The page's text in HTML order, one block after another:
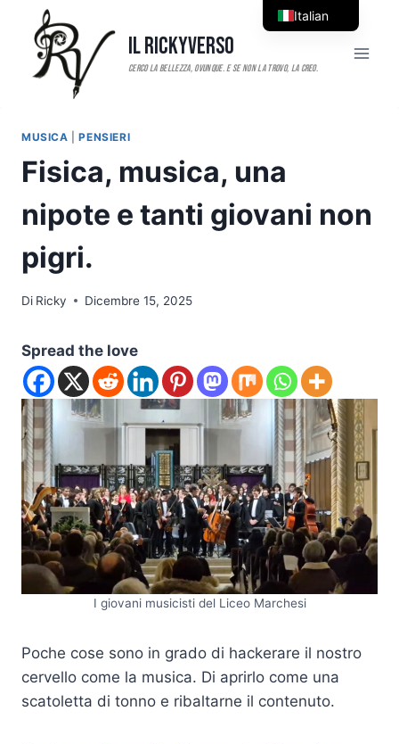
contenuto
Il RickyVerso
MUSICA |PENSIERI
Fisica, musica, una
nipote e tanti giovani non
pigri.
Di Ricky Dicembre 15, 2025
Spread the love
I giovani musicisti del Liceo Marchesi
Poche cose sono in grado di hackerare il nostro
cervello come la musica. Di aprirlo come una
scatoletta di tonno e ribaltarne il contenuto.
Italian